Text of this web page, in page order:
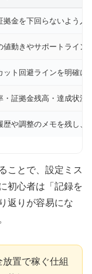
拠金を下回らないよう入
値動きやサポートライン
ット回避ラインを明確に
・証拠金残高・達成状況
歴や調整のメモを残し、
ことで、設定ミス
初心者は「記録を
返りが容易にな
置で稼ぐ仕組